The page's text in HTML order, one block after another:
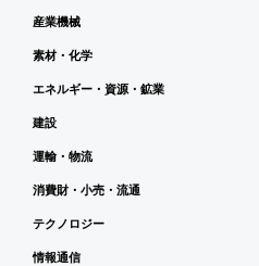
産業機械
素材・化学
エネルギー・資源・鉱業
建設
運輸・物流
消費財・小売・流通
テクノロジー
情報通信